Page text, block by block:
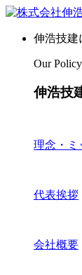
伸浩技建
Our Policy
伸浩技
理念・ミ
代表挨拶
会社概要